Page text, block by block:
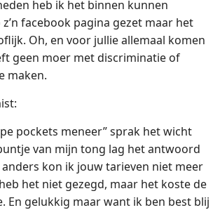
heb ik het binnen kunnen
facebook pagina gezet maar het
Oh, en voor jullie allemaal komen
geen moer met discriminatie of
maken.
pockets meneer” sprak het wicht
van mijn tong lag het antwoord
anders kon ik jouw tarieven niet meer
het niet gezegd, maar het koste de
En gelukkig maar want ik ben best blij